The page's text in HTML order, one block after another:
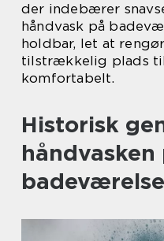
der indebærer
håndvask på
holdbar, let at
tilstrækkelig plads
komfortabelt.
Historisk
håndvasken